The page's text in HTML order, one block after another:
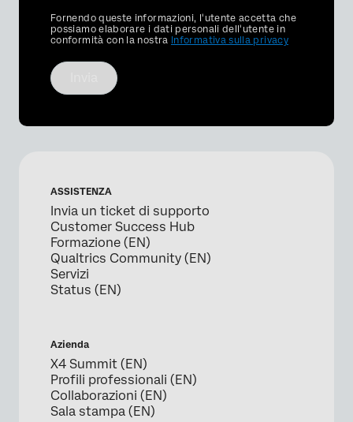
Privacy
Optin
Fornendo queste informazioni, l'utente accetta che
possiamo elaborare i dati personali dell'utente in
conformità con la nostra Informativa sulla privacy
ASSISTENZA
Invia un ticket di supporto
Customer Success Hub
Formazione (EN)
Qualtrics Community (EN)
Servizi
Status (EN)
Azienda
X4 Summit (EN)
Profili professionali (EN)
Collaborazioni (EN)
Sala stampa (EN)